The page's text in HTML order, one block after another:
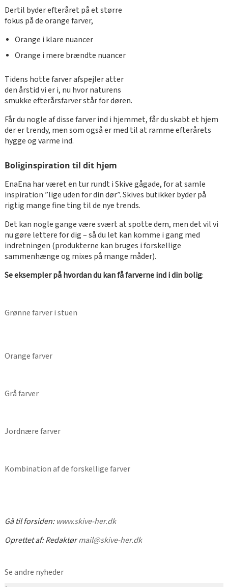
Dertil byder efteråret på et større
fokus på de orange farver,
Orange i klare nuancer
Orange i mere brændte nuancer
Tidens hotte farver afspejler atter
den årstid vi er i, nu hvor naturens
smukke efterårsfarver står for døren.
Får du nogle af disse farver ind i hjemmet, får du skabt et hjem
der er trendy, men som også er med til at ramme efterårets
hygge og varme ind.
Boliginspiration til dit hjem
EnaEna har været en tur rundt i Skive gågade, for at samle
inspiration ”lige uden for din dør”. Skives butikker byder på
rigtig mange fine ting til de nye trends.
Det kan nogle gange være svært at spotte dem, men det vil vi
nu gøre lettere for dig – så du let kan komme i gang med
indretningen (produkterne kan bruges i forskellige
sammenhænge og mixes på mange måder).
Se eksempler på hvordan du kan få farverne ind i din bolig:
Grønne farver i stuen
Orange farver
Grå farver
Jordnære farver
Kombination af de forskellige farver
Gå til forsiden:www.skive-her.dk
Oprettet af:Redaktørmail@skive-her.dk
Se andre nyheder